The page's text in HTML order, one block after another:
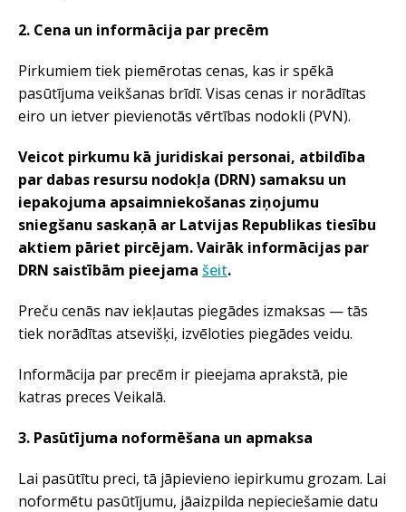
2. Cena un informācija par precēm
Pirkumiem tiek piemērotas cenas, kas ir spēkā
pasūtījuma veikšanas brīdī. Visas cenas ir norādītas
eiro un ietver pievienotās vērtības nodokli (PVN).
Veicot pirkumu kā juridiskai personai, atbildība
par dabas resursu nodokļa (DRN) samaksu un
iepakojuma apsaimniekošanas ziņojumu
sniegšanu saskaņā ar Latvijas Republikas tiesību
aktiem pāriet pircējam. Vairāk informācijas par
DRN saistībām pieejama šeit.
Preču cenās nav iekļautas piegādes izmaksas — tās
tiek norādītas atsevišķi, izvēloties piegādes veidu.
Informācija par precēm ir pieejama aprakstā, pie
katras preces Veikalā.
3. Pasūtījuma noformēšana un apmaksa
Lai pasūtītu preci, tā jāpievieno iepirkumu grozam. Lai
noformētu pasūtījumu, jāaizpilda nepieciešamie datu